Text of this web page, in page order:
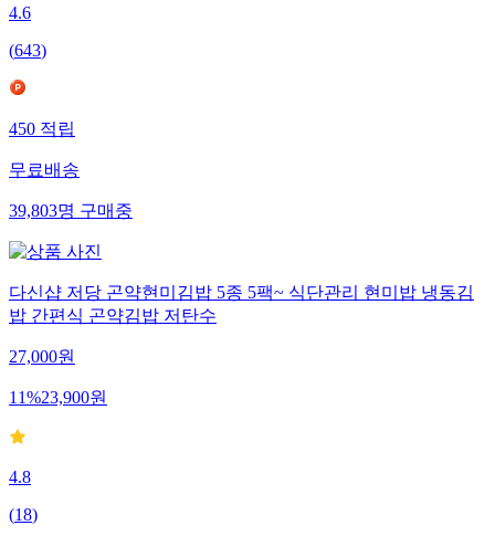
4.6
(643)
450적립
무료배송
39,803명구매중
다신샵 저당 곤약현미김밥 5종 5팩~ 식단관리 현미밥 냉동김
밥 간편식 곤약김밥 저탄수
27,000원
11%23,900원
4.8
(18)